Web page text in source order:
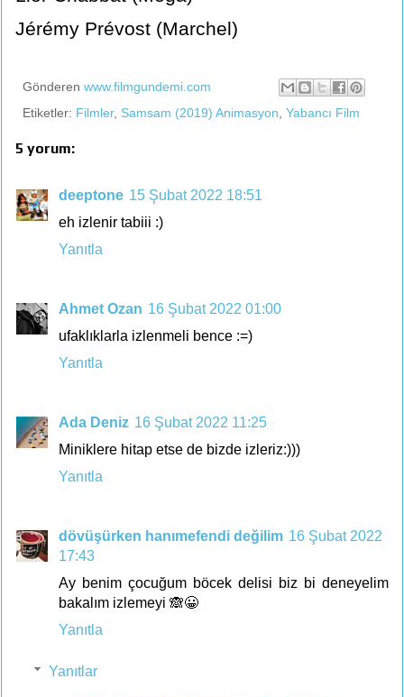
Jérémy Prévost (Marchel)
Gönderen www.filmgundemi.com
Etiketler: Filmler, Samsam (2019) Animasyon Yabancı Film
5 yorum:
deeptone 15 Şubat 2022 18:51
eh izlenir tabiii :)
Yanıtla
Ahmet Ozan 16 Şubat 2022 01:00
ufaklıklarla izlenmeli bence :=)
Yanıtla
Ada Deniz 16 Şubat 2022 11:25
Miniklere hitap etse de bizde izleriz:)))
Yanıtla
dövüşürken hanımefendi değilim 16 Şubat 2022
17:43
Ay benim çocuğum böcek delisi biz bi deneyelim
bakalım izlemeyi 🙈😀
Yanıtla
Yanıtlar